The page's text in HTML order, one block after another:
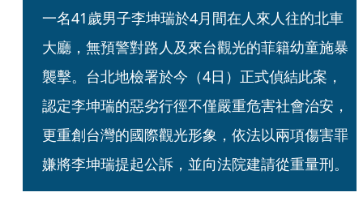
一名41歲男子李坤瑞於4月間在人來人往的北車
大廳，無預警對路人及來台觀光的菲籍幼童施暴
襲擊。台北地檢署於今（4日）正式偵結此案，
認定李坤瑞的惡劣行徑不僅嚴重危害社會治安，
更重創台灣的國際觀光形象，依法以兩項傷害罪
嫌將李坤瑞提起公訴，並向法院建請從重量刑。